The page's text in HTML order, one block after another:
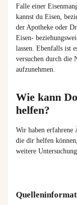
Falle einer
kannst du Eisen,
der Apotheke oder
Eisen-
lassen. Ebenfalls ist
versuchen durch die
aufzunehmen.
Wie kann
helfen?
Wir haben erfahrene
die dir helfen können,
weitere